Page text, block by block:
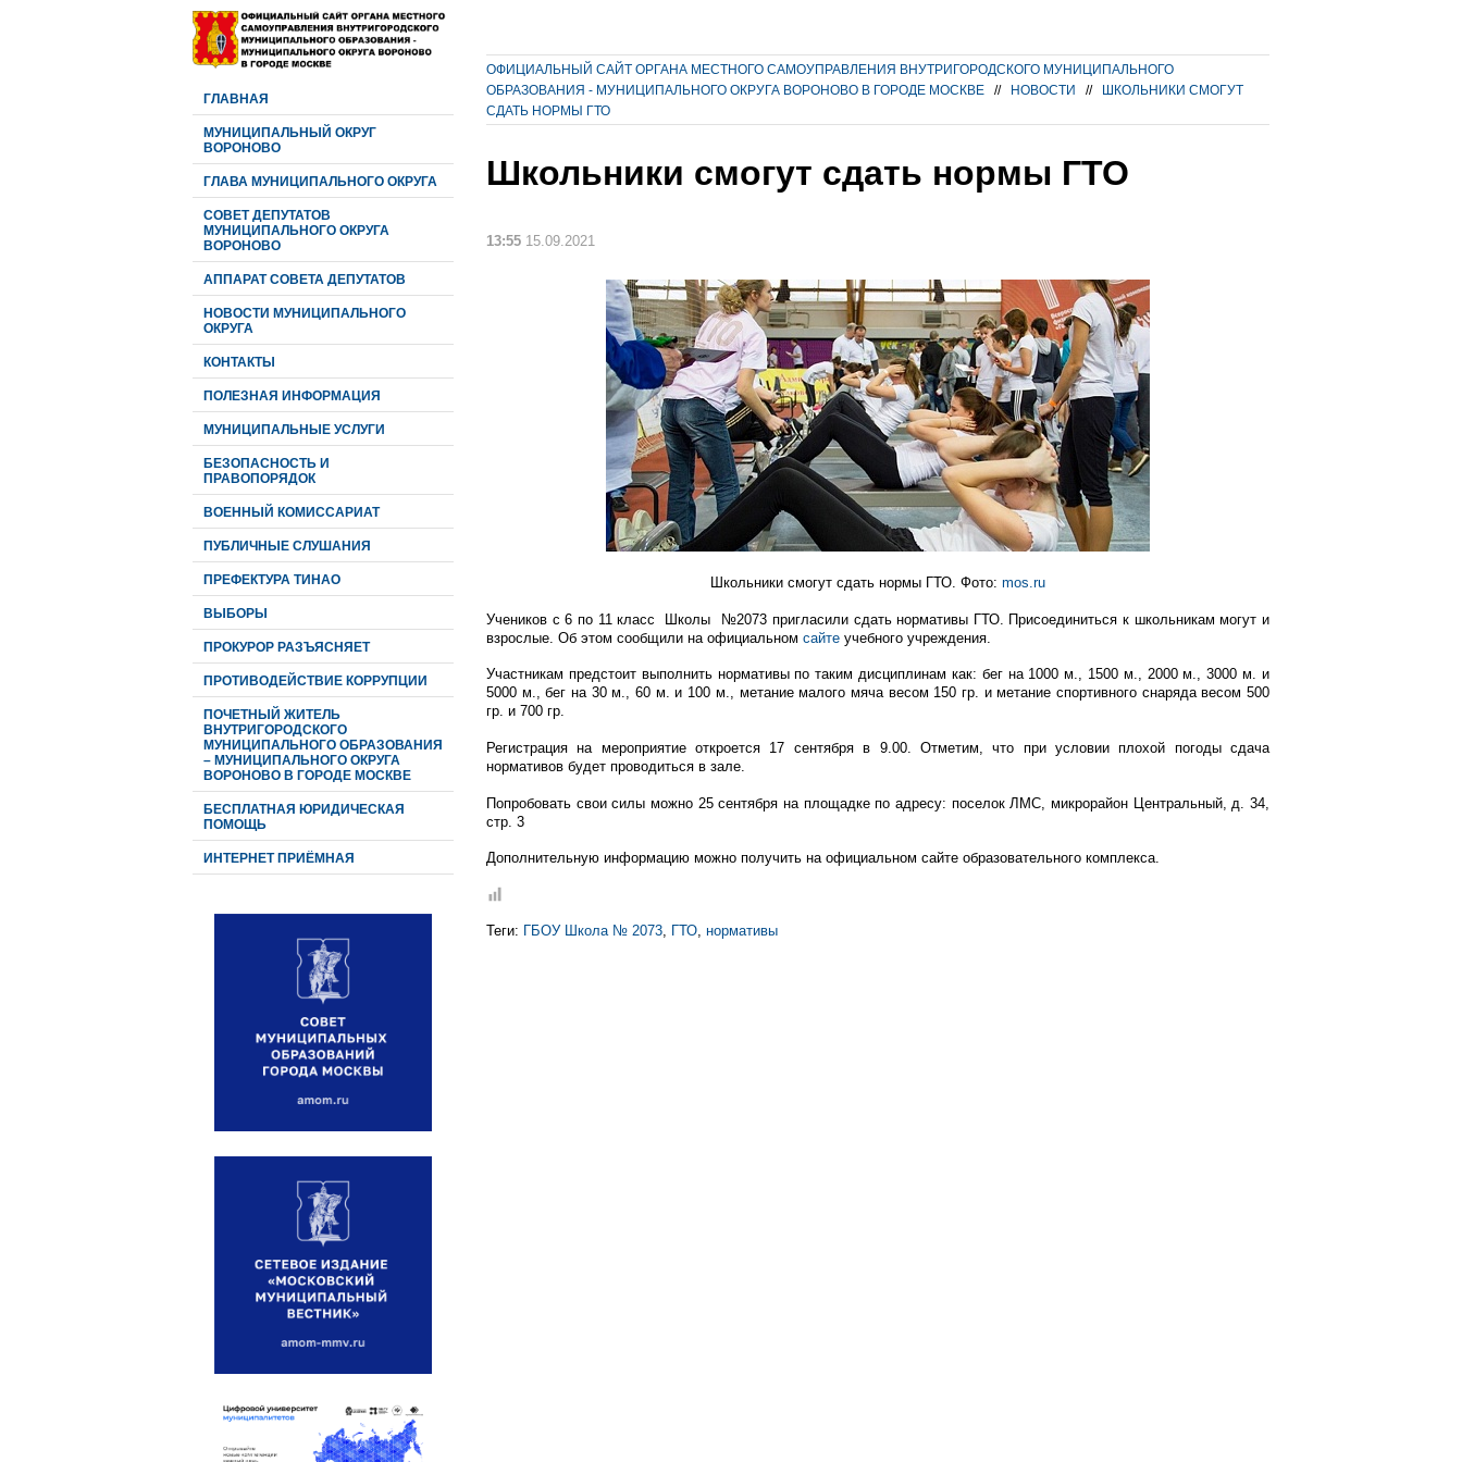
ГЛАВНАЯ
МУНИЦИПАЛЬНЫЙ ОКРУГ
ВОРОНОВО
ГЛАВА МУНИЦИПАЛЬНОГО ОКРУГА
CОВЕТ ДЕПУТАТОВ
МУНИЦИПАЛЬНОГО ОКРУГА
ВОРОНОВО
АППАРАТ СОВЕТА ДЕПУТАТОВ
НОВОСТИ МУНИЦИПАЛЬНОГО
ОКРУГА
КОНТАКТЫ
ПОЛЕЗНАЯ ИНФОРМАЦИЯ
МУНИЦИПАЛЬНЫЕ УСЛУГИ
БЕЗОПАСНОСТЬ И
ПРАВОПОРЯДОК
ВОЕННЫЙ КОМИССАРИАТ
ПУБЛИЧНЫЕ СЛУШАНИЯ
ПРЕФЕКТУРА ТИНАО
ВЫБОРЫ
ПРОКУРОР РАЗЪЯСНЯЕТ
ПРОТИВОДЕЙСТВИЕ КОРРУПЦИИ
ПОЧЕТНЫЙ ЖИТЕЛЬ
ВНУТРИГОРОДСКОГО
МУНИЦИПАЛЬНОГО ОБРАЗОВАНИЯ
– МУНИЦИПАЛЬНОГО ОКРУГА
ВОРОНОВО В ГОРОДЕ МОСКВЕ
БЕСПЛАТНАЯ ЮРИДИЧЕСКАЯ
ПОМОЩЬ
ИНТЕРНЕТ ПРИЁМНАЯ
ОФИЦИАЛЬНЫЙ САЙТ ОРГАНА МЕСТНОГО САМОУПРАВЛЕНИЯ ВНУТРИГОРОДСКОГО МУНИЦИПАЛЬНОГО
ОБРАЗОВАНИЯ - МУНИЦИПАЛЬНОГО ОКРУГА ВОРОНОВО В ГОРОДЕ МОСКВЕ
// НОВОСТИ //
ШКОЛЬНИКИ СМОГУТ
СДАТЬ НОРМЫ ГТО
Школьники смогут сдать нормы ГТО
13:55 15.09.2021
Школьники смогут сдать нормы ГТО. Фото: mos.ru
Учеников с 6 по 11 класс Школы №2073 пригласили сдать нормативы ГТО. Присоединиться к школьникам могут и
взрослые. Об этом сообщили на официальном сайте учебного учреждения.
Участникам предстоит выполнить нормативы по таким дисциплинам как: бег на 1000 м., 1500 м., 2000 м., 3000 м. и
5000 м., бег на 30 м., 60 м. и 100 м., метание малого мяча весом 150 гр. и метание спортивного снаряда весом 500
гр. и 700 гр.
Регистрация на мероприятие откроется 17 сентября в 9.00. Отметим, что при условии плохой погоды сдача
нормативов будет проводиться в зале.
Попробовать свои силы можно 25 сентября на площадке по адресу: поселок ЛМС, микрорайон Центральный, д. 34,
стр. 3
Дополнительную информацию можно получить на официальном сайте образовательного комплекса.
Теги: ГБОУ Школа № 2073 ГТО нормативы